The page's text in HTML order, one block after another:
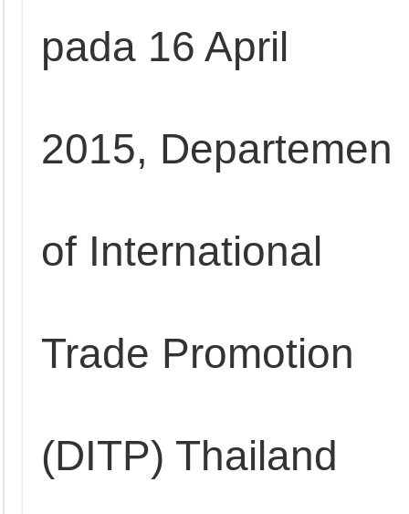
pada 16 April
2015, Departemen
of International
Trade Promotion
(DITP) Thailand